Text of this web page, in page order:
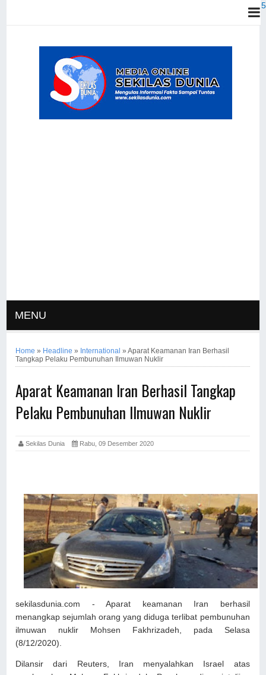
MENU
Home » Headline » International »Aparat Keamanan Iran Berhasil
Tangkap Pelaku Pembunuhan Ilmuwan Nuklir
Aparat Keamanan Iran Berhasil Tangkap
Pelaku Pembunuhan Ilmuwan Nuklir
Sekilas Dunia Rabu, 09 Desember 2020
sekilasdunia.com - Aparat keamanan Iran berhasil
menangkap sejumlah orang yang diduga terlibat pembunuhan
ilmuwan nuklir Mohsen Fakhrizadeh, pada Selasa
(8/12/2020).
Dilansir dari Reuters, Iran menyalahkan Israel atas